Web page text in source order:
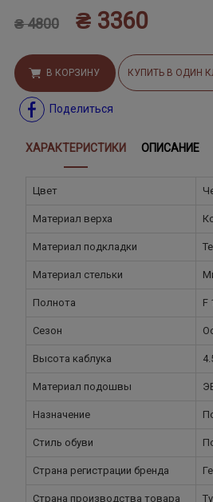
₴ 4800 ₴ 3360
В КОРЗИНУ КУПИТЬ В ОДИН
Поделиться
ХАРАКТЕРИСТИКИ ОПИСАНИЕ
Цвет
Материал верха
Материал подкладки
Материал стельки
Полнота F
Сезон
Высота каблука
Материал подошвы
Назначение
Стиль обуви
Страна регистрации бренда
Страна производства товара